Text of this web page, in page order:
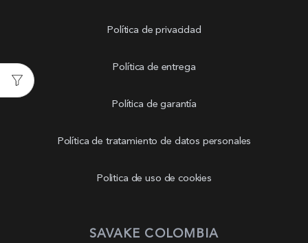
Política de privacidad
Política de entrega
Política de garantía
Política de tratamiento de datos personales
Politica de uso de cookies
SAVAKE COLOMBIA